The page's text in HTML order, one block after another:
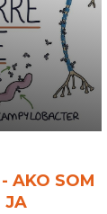
AKO SOM
JA